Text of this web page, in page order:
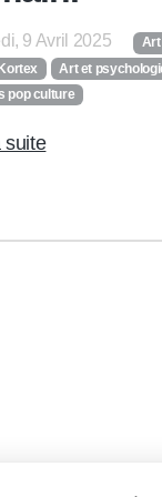
9 Avril 2025 Art
Art et
pop culture
suite